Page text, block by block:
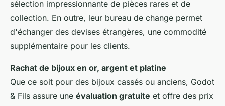
sélection impressionnante de pièces rares et de
collection. En outre, leur bureau de change permet
d'échanger des devises étrangères, une commodité
supplémentaire pour les clients.
Rachat de bijoux en or, argent et platine
Que ce soit pour des bijoux cassés ou anciens, Godot
& Fils assure une évaluation gratuite et offre des prix